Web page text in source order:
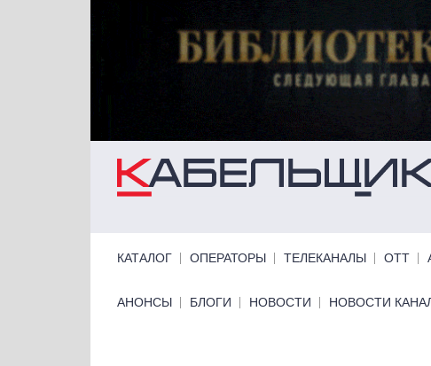
КАТАЛОГ ОПЕРАТОРЫ ТЕЛЕКАНАЛЫ ОТТ
Primary links bottom
АНОНСЫ БЛОГИ НОВОСТИ НОВОСТИ